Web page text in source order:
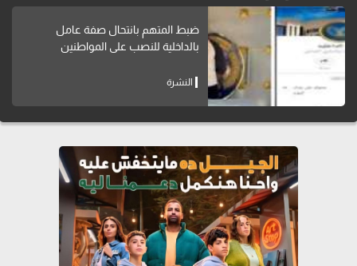
ضبط المتهم بانتحال صفة عامل
بالداخلية للنصب على المواطنين
النشرة